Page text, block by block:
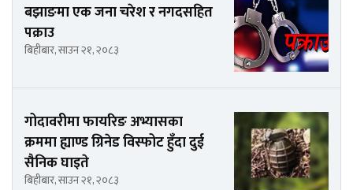
बझाङमा एक जना चरेश र नगदसहित
पक्राउ
बिहीबार, साउन २१, २०८३
गोदावरीमा फायरिङ अभ्यासका
क्रममा ह्याण्ड ग्रिनेड विस्फोट हुँदा दुई
सैनिक घाइते
बिहीबार, साउन २१, २०८३